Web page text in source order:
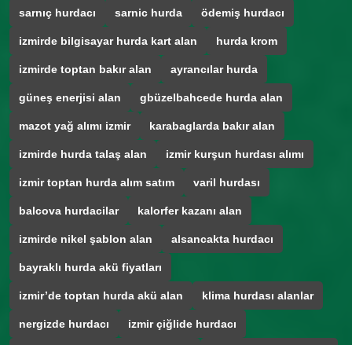
sarnıç hurdacı sarnic hurda ödemiş hurdacı
izmirde bilgisayar hurda kart alan hurda krom
izmirde toptan bakır alan ayrancılar hurda
güneş enerjisi alan gbüzelbahcede hurda alan
mazot yağ alımı izmir karabaglarda bakır alan
izmirde hurda talaş alan izmir kurşun hurdası alımı
izmir toptan hurda alım satım varil hurdası
balcova hurdacilar kalorfer kazanı alan
izmirde nikel şablon alan alsancakta hurdacı
bayraklı hurda akü fiyatları
izmir’de toptan hurda akü alan klima hurdası alanlar
nergizde hurdacı izmir çiğlide hurdacı